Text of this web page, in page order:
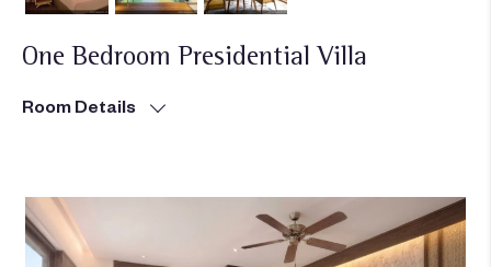
One Bedroom Presidential Villa
Room Details